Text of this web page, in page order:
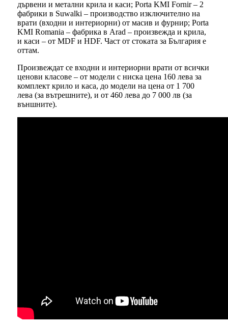
дървени и метални крила и каси; Porta KMI Fornir – 2
фабрики в Suwalki – производство изключително на
врати (входни и интериорни) от масив и фурнир; Porta
KMI Romania – фабрика в Arad – произвежда и крила,
и каси – от MDF и HDF. Част от стоката за България е
оттам.
Произвеждат се входни и интериорни врати от всички
ценови класове – от модели с ниска цена 160 лева за
комплект крило и каса, до модели на цена от 1 700
лева (за вътрешните), и от 460 лева до 7 000 лв (за
външните).